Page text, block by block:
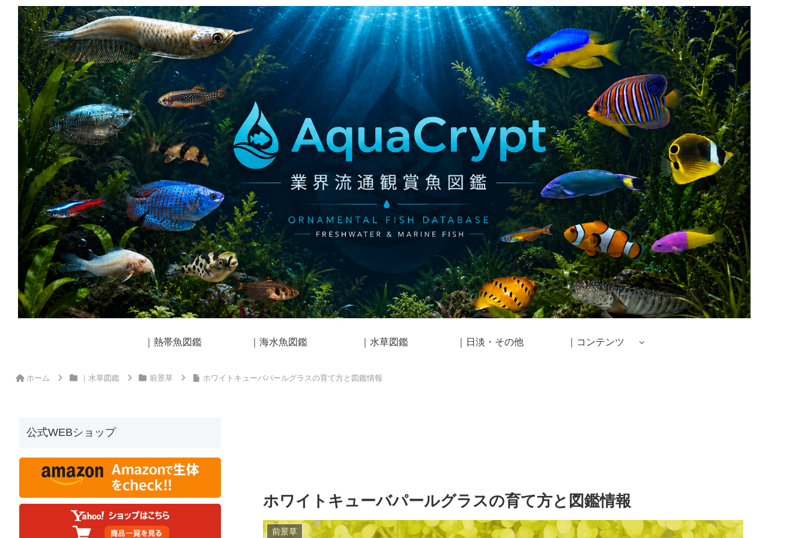
｜熱帯魚図鑑 ｜海水魚図鑑 ｜水草図鑑 ｜日淡・その他 ｜コンテンツ
ホーム ｜水草図鑑 前景草 ホワイトキューバパールグラスの育て方と図鑑情報
ホワイトキューバパールグラスの育て方と図鑑情報
前景草
公式WEBショップ